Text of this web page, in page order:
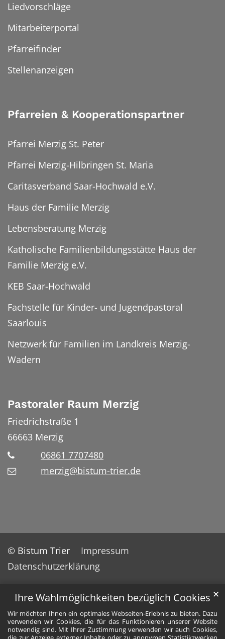
Ihre Wahlmöglichkeiten bezüglich Cookies
Wir möchten Ihnen ein optimales Webseiten-Erlebnis zu bieten. Dazu
verwenden wir Cookies, die für das Funktionieren unserer Website
notwendig sind. Mit Ihrer Zustimmung verwenden wir auch Cookies,
✕
Liedvorschläge
Mitarbeiterportal
Pfarreifinder
Stellenanzeigen
Pfarreien & Kooperationspartner
Pfarrei Merzig St. Peter
Pfarrei Merzig-Hilbringen St. Maria
Caritasverband Saar-Hochwald e.V.
Haus der Familie Merzig
Lebensberatung Merzig
Katholische Familienbildungsstätte Haus der
Familie Merzig e.V.
KEB Saar-Hochwald
Fachstelle für Kinder- und Jugendpastoral
Saarlouis
Netzwerk für Familien im Landkreis Merzig-
Wadern
Pastoraler Raum Merzig
Friedrichstraße 1
66663 Merzig
06861 7707480
merzig@bistum-trier.de
© Bistum Trier
Impressum
Datenschutzerklärung